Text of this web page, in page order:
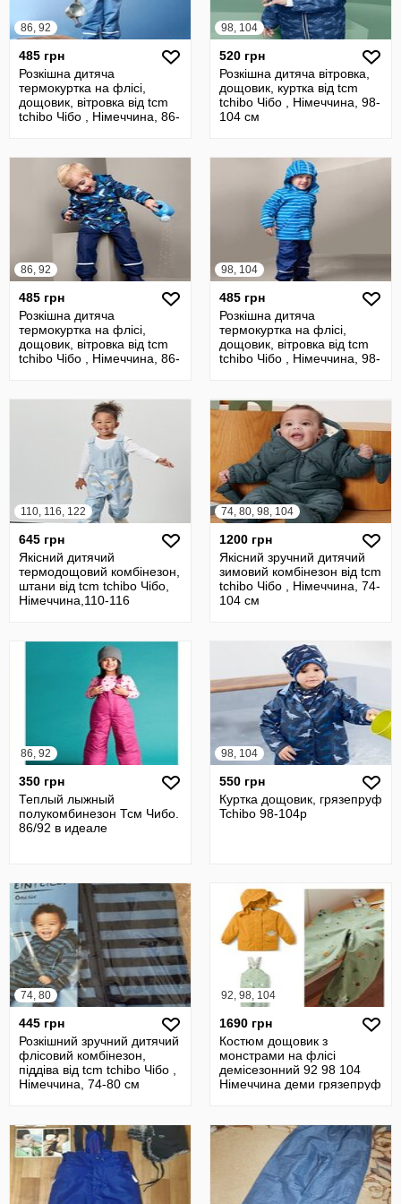
86, 92
485 грн
Розкішна дитяча
термокуртка на флісі,
дощовик, вітровка від tcm
tchibo Чібо , Німеччина, 86-
98, 104
520 грн
Розкішна дитяча вітровка,
дощовик, куртка від tcm
tchibo Чібо , Німеччина, 98-
104 см
86, 92
485 грн
Розкішна дитяча
термокуртка на флісі,
дощовик, вітровка від tcm
tchibo Чібо , Німеччина, 86-
98, 104
485 грн
Розкішна дитяча
термокуртка на флісі,
дощовик, вітровка від tcm
tchibo Чібо , Німеччина, 98-
110, 116, 122
645 грн
Якісний дитячий
термодощовий комбінезон,
штани від tcm tchibo Чібо,
Німеччина,110-116
74, 80, 98, 104
1200 грн
Якісний зручний дитячий
зимовий комбінезон від tcm
tchibo Чібо , Німеччина, 74-
104 см
86, 92
350 грн
Теплый лыжный
полукомбинезон Тсм Чибо.
86/92 в идеале
98, 104
550 грн
Куртка дощовик, грязепруф
Tchibo 98-104р
74, 80
445 грн
Розкішний зручний дитячий
флісовий комбінезон,
піддіва від tcm tchibo Чібо ,
Німеччина, 74-80 см
92, 98, 104
1690 грн
Костюм дощовик з
монстрами на флісі
демісезонний 92 98 104
Німеччина деми грязепруф